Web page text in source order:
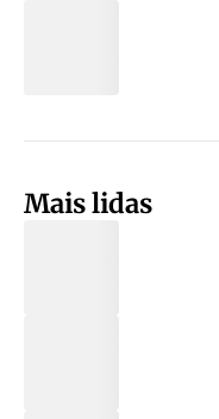
Mais lidas